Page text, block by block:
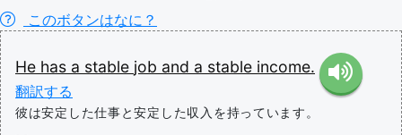
このボタンはなに？
He has a stable job and a stable income.
翻訳する
彼は安定した仕事と安定した収入を持っています。